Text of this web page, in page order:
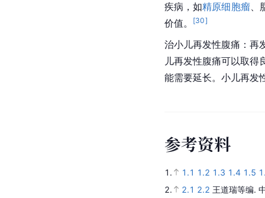
疾病，如精原细胞瘤、
价值。
[30]
治小儿再发性腹痛：再
儿再发性腹痛可以取
能需要延长。小儿再发
参考资料
1. 1.1 1.2 1.3 1.4 1.5
2.
2.1 2.2 王道瑞等编.